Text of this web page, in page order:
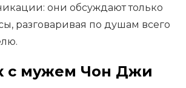
они обсуждают только
разговаривая по душам всего
с мужем Чон Джи